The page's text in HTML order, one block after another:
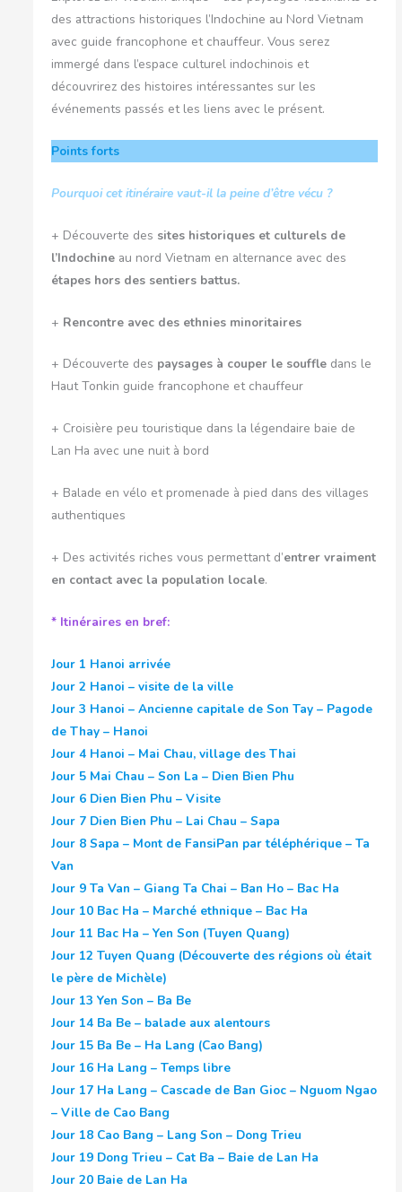
des attractions historiques l’Indochine au Nord Vietnam
avec guide francophone et chauffeur. Vous serez
immergé dans l’espace culturel indochinois et
découvrirez des histoires intéressantes sur les
événements passés et les liens avec le présent.
Points forts
Pourquoi cet itinéraire vaut-il la peine d’être vécu ?
+ Découverte des sites historiques et culturels de
l’Indochine au nord Vietnam en alternance avec des
étapes hors des sentiers battus.
+ Rencontre avec des ethnies minoritaires
+ Découverte des paysages à couper le souffle dans le
Haut Tonkin guide francophone et chauffeur
+ Croisière peu touristique dans la légendaire baie de
Lan Ha avec une nuit à bord
+ Balade en vélo et promenade à pied dans des villages
authentiques
+ Des activités riches vous permettant d’entrer vraiment
en contact avec la population locale.
* Itinéraires en bref:
Jour 1 Hanoi arrivée
Jour 2 Hanoi – visite de la ville
Jour 3 Hanoi – Ancienne capitale de Son Tay – Pagode
de Thay – Hanoi
Jour 4 Hanoi – Mai Chau, village des Thai
Jour 5 Mai Chau – Son La – Dien Bien Phu
Jour 6 Dien Bien Phu – Visite
Jour 7 Dien Bien Phu – Lai Chau – Sapa
Jour 8 Sapa – Mont de FansiPan par téléphérique – Ta
Van
Jour 9 Ta Van – Giang Ta Chai – Ban Ho – Bac Ha
Jour 10 Bac Ha – Marché ethnique – Bac Ha
Jour 11 Bac Ha – Yen Son (Tuyen Quang)
Jour 12 Tuyen Quang (Découverte des régions où était
le père de Michèle)
Jour 13 Yen Son – Ba Be
Jour 14 Ba Be – balade aux alentours
Jour 15 Ba Be – Ha Lang (Cao Bang)
Jour 16 Ha Lang – Temps libre
Jour 17 Ha Lang – Cascade de Ban Gioc – Nguom Ngao
– Ville de Cao Bang
Jour 18 Cao Bang – Lang Son – Dong Trieu
Jour 19 Dong Trieu – Cat Ba – Baie de Lan Ha
Jour 20 Baie de Lan Ha